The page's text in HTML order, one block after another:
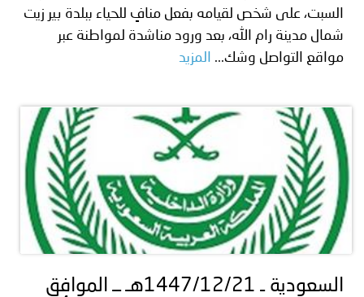
السبت، على شخص لقيامه بفعل منافٍ للحياء ببلدة بير زيت
شمال مدينة رام الله، بعد ورود مناشدة لمواطنة عبر
مواقع التواصل وشك...
المزيد
السعودية ـ 1447/12/21هـ ــ الموافق